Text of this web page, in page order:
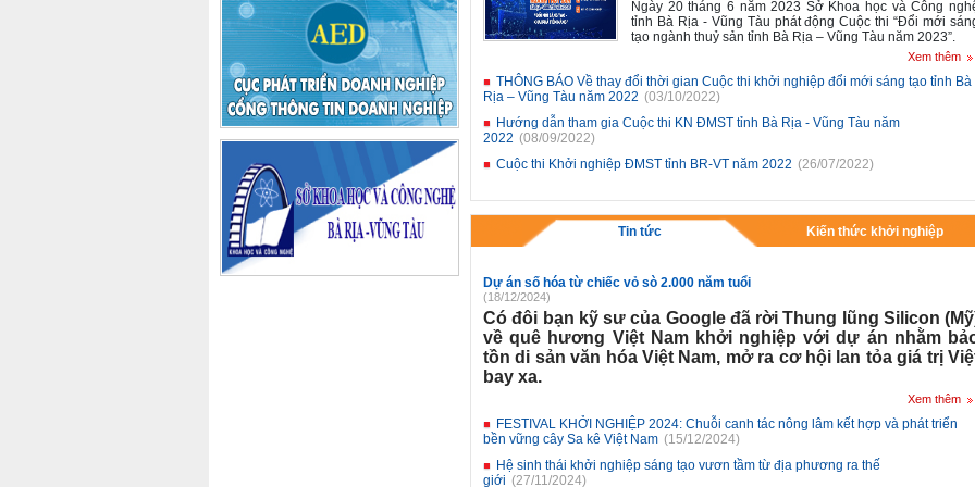
Ngày 20 tháng 6 năm 2023 Sở Khoa học và Công
tỉnh Bà Rịa - Vũng Tàu phát động Cuộc thi“Đổi mới
tạo ngành thuỷ sản tỉnh Bà Rịa – Vũng Tàu năm 2023”.
Xem thêm
THÔNG BÁO Về thay đổi thời gian Cuộc thi khởi nghiệp đổi mới sáng tạo tỉnh Bà
Rịa – Vũng Tàu năm 2022 (03/10/2022)
Hướng dẫn tham gia Cuộc thi KN ĐMST tỉnh Bà Rịa - Vũng Tàu năm
2022 (08/09/2022)
Cuộc thi Khởi nghiệp ĐMST tỉnh BR-VT năm 2022 (26/07/2022)
Tin tức Kiến thức khởi nghiệp
Dự án số hóa từ chiếc vỏ sò 2.000 năm tuổi
(18/12/2024)
Có đôi bạn kỹ sư của Google đã rời Thung lũng Silicon
về quê hương Việt Nam khởi nghiệp với dự án nhằm
tồn di sản văn hóa Việt Nam, mở ra cơ hội lan tỏa giá trị
bay xa.
Xem thêm
FESTIVAL KHỞI NGHIỆP 2024: Chuỗi canh tác nông lâm kết hợp và phát triển
bền vững cây Sa kê Việt Nam (15/12/2024)
Hệ sinh thái khởi nghiệp sáng tạo vươn tầm từ địa phương ra thế
giới (27/11/2024)